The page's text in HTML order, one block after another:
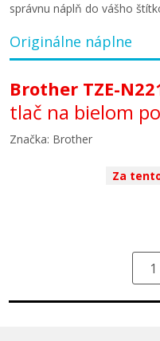
správnu náplň do vášho
Originálne náplne
Brother TZE-
tlač na bielom
Značka: Brother
Za